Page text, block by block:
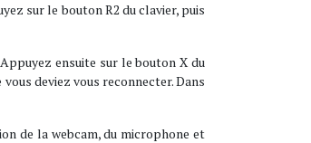
sur le bouton R2 du clavier, puis
ensuite sur le bouton X du
deviez vous reconnecter. Dans
de la webcam, du microphone et